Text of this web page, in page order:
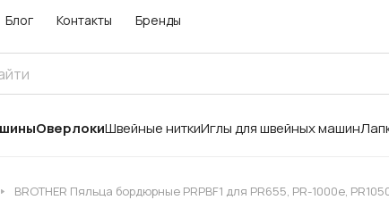
Блог Контакты Бренды
ОверлокиШвейные ниткиИглы для швейных машин
BROTHER Пяльца бордюрные PRPBF1 для PR655, PR-1000e,